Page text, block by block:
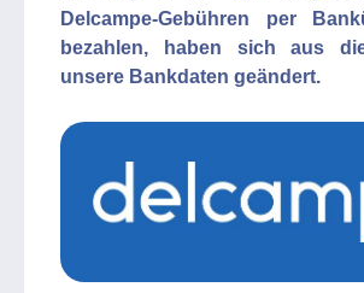
Delcampe-Gebühren per
bezahlen, haben sich aus
unsere Bankdaten geändert.